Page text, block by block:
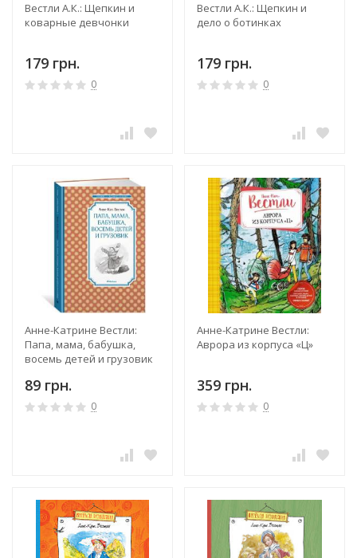
Вестли А.К.: Щепкин и
коварные девчонки
179 грн.
0
Вестли А.К.: Щепкин и
дело о ботинках
179 грн.
0
Анне-Катрине Вестли:
Папа, мама, бабушка,
восемь детей и грузовик
89 грн.
0
Анне-Катрине Вестли:
Аврора из корпуса «Ц»
359 грн.
0